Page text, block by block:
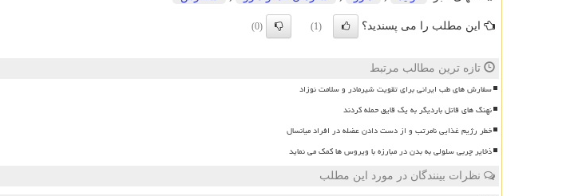
این مطلب را می پسندید؟ (1)
(0)
تازه ترین مطالب مرتبط
سفارش های طب ایرانی برای تقویت شیرمادر و سلامت نوزاد
نهنگ های قاتل باردیگر به یک قایق حمله کردند
خطر رژیم غذایی نامرتب و از دست دادن عضله در افراد میانسال
ذخایر چربی سلولی به بدن در مبارزه با ویروس ها کمک می نماید
نظرات بینندگان در مورد این مطلب